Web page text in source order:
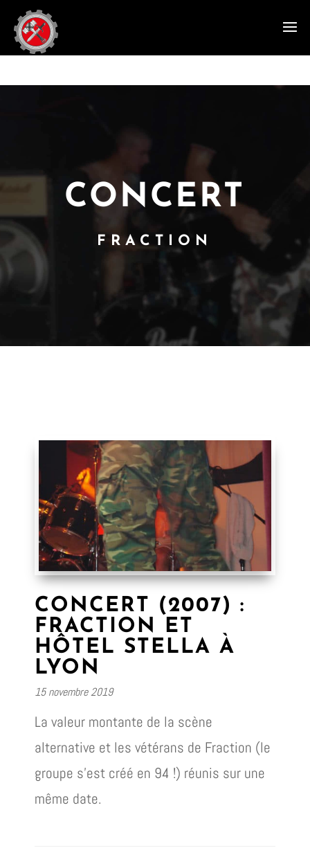
CONCERT
FRACTION
CONCERT (2007) :
FRACTION ET
HÔTEL STELLA À
LYON
15 novembre 2019
La valeur montante de la scène
alternative et les vétérans de Fraction (le
groupe s’est créé en 94 !) réunis sur une
même date.